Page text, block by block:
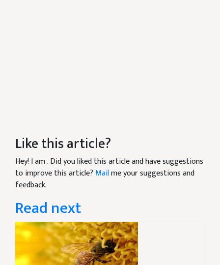
Like this article?
Hey! I am. Did you liked this article and have suggestions
to improve this article? Mailme your suggestions and
feedback.
Read next